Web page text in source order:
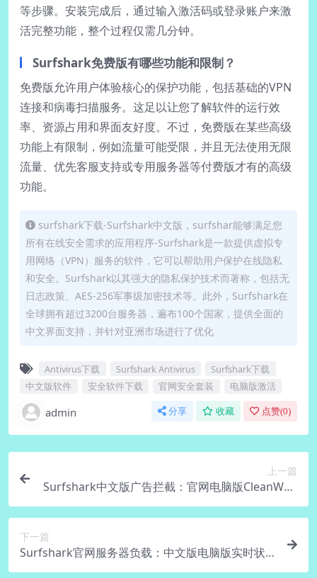
等步骤。安装完成后，通过输入激活码或登录账户来激
活完整功能，整个过程仅需几分钟。
Surfshark免费版有哪些功能和限制？
免费版允许用户体验核心的保护功能，包括基础的VPN
连接和病毒扫描服务。这足以让您了解软件的运行效
率、资源占用和界面友好度。不过，免费版在某些高级
功能上有限制，例如流量可能受限，并且无法使用无限
流量、优先客服支持或专用服务器等付费版才有的高级
功能。
surfshark下载-Surfshark中文版，surfshar能够满足您
所有在线安全需求的应用程序-Surfshark是一款提供虚拟专
用网络（VPN）服务的软件，它可以帮助用户保护在线隐私
和安全。Surfshark以其强大的隐私保护技术而著称，包括无
日志政策、AES-256军事级加密技术等。此外，Surfshark在
全球拥有超过3200台服务器，遍布100个国家，提供全面的
中文界面支持，并针对亚洲市场进行了优化
Antivirus下载 Surfshark Antivirus
Surfshark下载
中文版软件
安全软件下载 官网安全套装 电脑版激活
admin 分享 收藏 点赞(0)
上一篇
Surfshark中文版广告拦截：官网电脑版CleanWeb
实测
下一篇
Surfshark官网服务器负载：中文版电脑版实时状
态查看